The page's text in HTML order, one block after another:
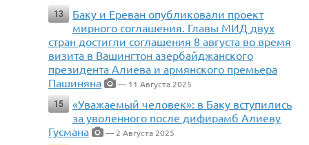
13
Баку и Ереван опубликовали проект
мирного соглашения. Главы МИД двух
стран достигли соглашения 8 августа во время
визита в Вашингтон азербайджанского
президента Алиева и армянского премьера
Пашиняна
— 11 Августа 2025
15
«Уважаемый человек»: в Баку вступились
за уволенного после дифирамб Алиеву
Гусмана
— 2 Августа 2025